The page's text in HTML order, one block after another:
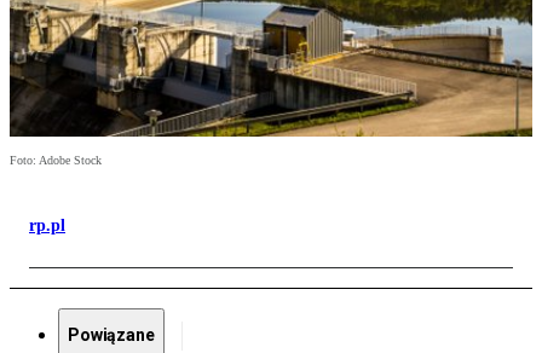
Foto: Adobe Stock
rp.pl
Powiązane